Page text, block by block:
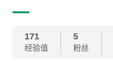
171
经验值
5
粉丝